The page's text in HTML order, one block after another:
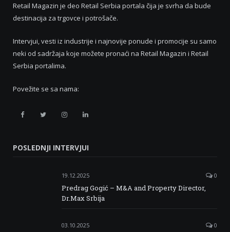
Retail Magazin je deo Retail Serbia portala čija je svrha da bude
destinacija za trgovce i potrošače.
Intervjui, vesti iz industrije i najnovije ponude i promocije su samo
neki od sadržaja koje možete pronaći na Retail Magazin i Retail
Serbia portalima.
Povežite se sa nama:
Retail
Facebook
Retail
Twitter
Retail
Instagram
Retail
Linkedin
POSLEDNJI INTERVJUI
19.12.2025 0
Predrag Gogić – M&A and Property Director,
Dr.Max Srbija
03.10.2025 0